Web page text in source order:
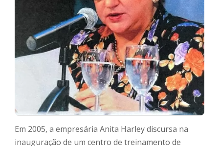
Em 2005, a empresária Anita Harley discursa na
inauguração de um centro de treinamento de